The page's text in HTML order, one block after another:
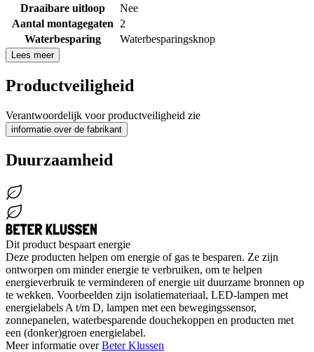
Draaibare uitloop
Nee
Aantal montagegaten
2
Waterbesparing
Waterbesparingsknop
Lees meer
Productveiligheid
Verantwoordelijk voor productveiligheid zie
informatie over de fabrikant
Duurzaamheid
Dit product bespaart energie
Deze producten helpen om energie of gas te besparen. Ze zijn
ontworpen om minder energie te verbruiken, om te helpen
energieverbruik te verminderen of energie uit duurzame bronnen op
te wekken. Voorbeelden zijn isolatiemateriaal, LED-lampen met
energielabels A t/m D, lampen met een bewegingssensor,
zonnepanelen, waterbesparende douchekoppen en producten met
een (donker)groen energielabel.
Meer informatie overBeter Klussen